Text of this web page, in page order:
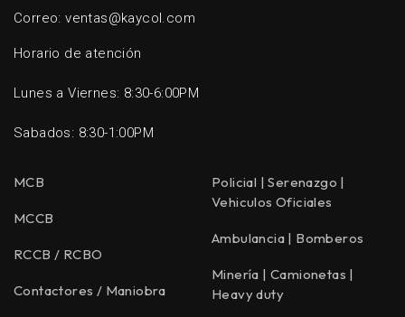
Correo: ventas@kaycol.com
Horario de atención
Lunes a Viernes: 8:30-6:00PM
Sabados: 8:30-1:00PM
MCB
MCCB
RCCB / RCBO
Contactores / Maniobra
Policial | Serenazgo |
Vehiculos Oficiales
Ambulancia | Bomberos
Minería | Camionetas |
Heavy duty